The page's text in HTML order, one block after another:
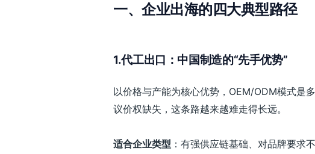
一、企业出海的四大典型路径
1.代工出口：中国制造的“先手优势”
以价格与产能为核心优势，OEM/ODM模式是
议价权缺失，这条路越来越难走得长远。
适合企业类型 ：有强供应链基础、对品牌要求